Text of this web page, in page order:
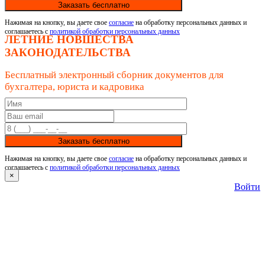
Заказать бесплатно
Нажимая на кнопку, вы даете свое согласие на обработку персональных данных и
соглашаетесь с политикой обработки персональных данных
ЛЕТНИЕ НОВШЕСТВА
ЗАКОНОДАТЕЛЬСТВА
Бесплатный электронный сборник документов для
бухгалтера, юриста и кадровика
Заказать бесплатно
Нажимая на кнопку, вы даете свое согласие на обработку персональных данных и
соглашаетесь с политикой обработки персональных данных
×
Войти